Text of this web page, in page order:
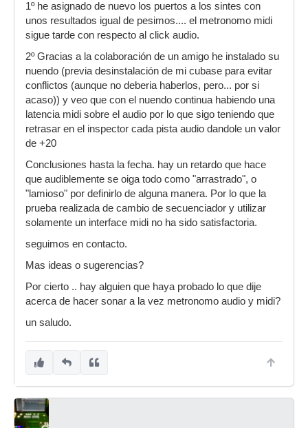
1º he asignado de nuevo los puertos a los sintes con
unos resultados igual de pesimos.... el metronomo midi
sigue tarde con respecto al click audio.
2º Gracias a la colaboración de un amigo he instalado su
nuendo (previa desinstalación de mi cubase para evitar
conflictos (aunque no deberia haberlos, pero... por si
acaso)) y veo que con el nuendo continua habiendo una
latencia midi sobre el audio por lo que sigo teniendo que
retrasar en el inspector cada pista audio dandole un valor
de +20
Conclusiones hasta la fecha. hay un retardo que hace
que audiblemente se oiga todo como "arrastrado", o
"lamioso" por definirlo de alguna manera. Por lo que la
prueba realizada de cambio de secuenciador y utilizar
solamente un interface midi no ha sido satisfactoria.
seguimos en contacto.
Mas ideas o sugerencias?
Por cierto .. hay alguien que haya probado lo que dije
acerca de hacer sonar a la vez metronomo audio y midi?
un saludo.